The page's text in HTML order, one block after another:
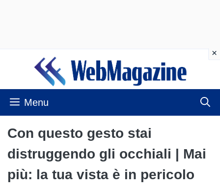
contenuto
Menu
Con questo gesto stai
distruggendo gli occhiali | Mai
più: la tua vista è in pericolo